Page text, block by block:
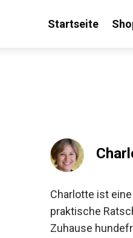
Startseite
Charlotte ist
praktische
Zuhause